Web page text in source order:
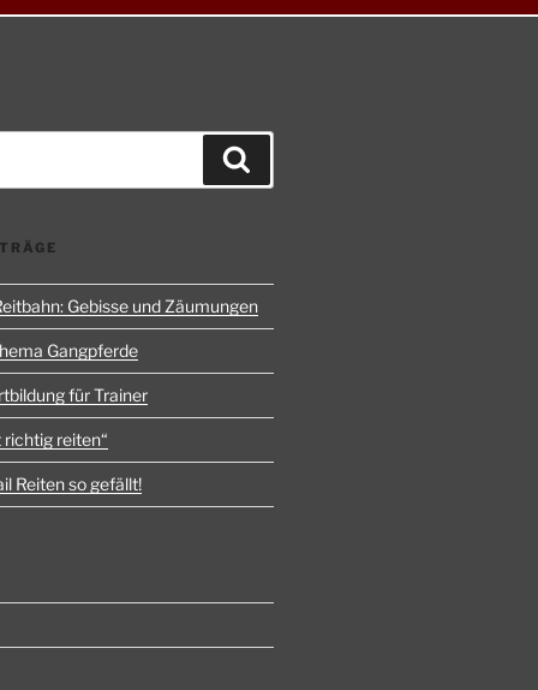
Gebisse und Zäumungen
Gangpferde
für Trainer
richtig reiten“
Reiten so gefällt!